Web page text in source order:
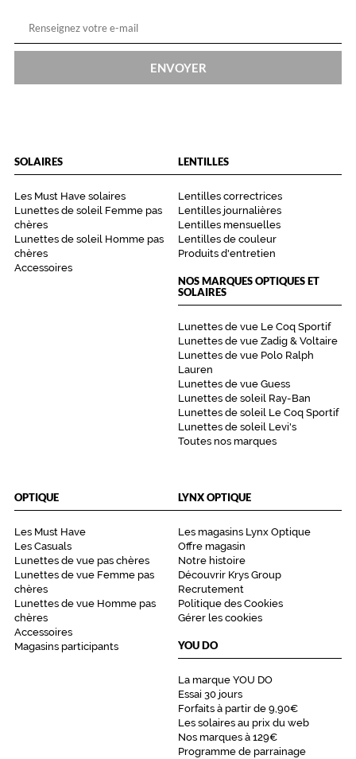
ENVOYER
SOLAIRES
Les Must Have solaires
Lunettes de soleil Femme pas
chères
Lunettes de soleil Homme pas
chères
Accessoires
LENTILLES
Lentilles correctrices
Lentilles journalières
Lentilles mensuelles
Lentilles de couleur
Produits d'entretien
NOS MARQUES OPTIQUES ET
SOLAIRES
Lunettes de vue Le Coq Sportif
Lunettes de vue Zadig & Voltaire
Lunettes de vue Polo Ralph
Lauren
Lunettes de vue Guess
Lunettes de soleil Ray-Ban
Lunettes de soleil Le Coq Sportif
Lunettes de soleil Levi's
Toutes nos marques
OPTIQUE
Les Must Have
Les Casuals
Lunettes de vue pas chères
Lunettes de vue Femme pas
chères
Lunettes de vue Homme pas
chères
Accessoires
Magasins participants
LYNX OPTIQUE
Les magasins Lynx Optique
Offre magasin
Notre histoire
Découvrir Krys Group
Recrutement
Politique des Cookies
Gérer les cookies
YOU DO
La marque YOU DO
Essai 30 jours
Forfaits à partir de 9,90€
Les solaires au prix du web
Nos marques à 129€
Programme de parrainage